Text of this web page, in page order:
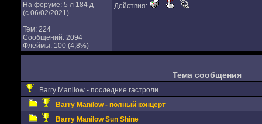
На форуме: 5 л 184 д
(с 06/02/2021)
Тем: 224
Сообщений: 2094
Флеймы: 100 (4,8%)
Действия:
Тема сообщения
Barry Manilow - последние гастроли
Barry Manilow - полный концерт
Barry Manilow Sun Shine